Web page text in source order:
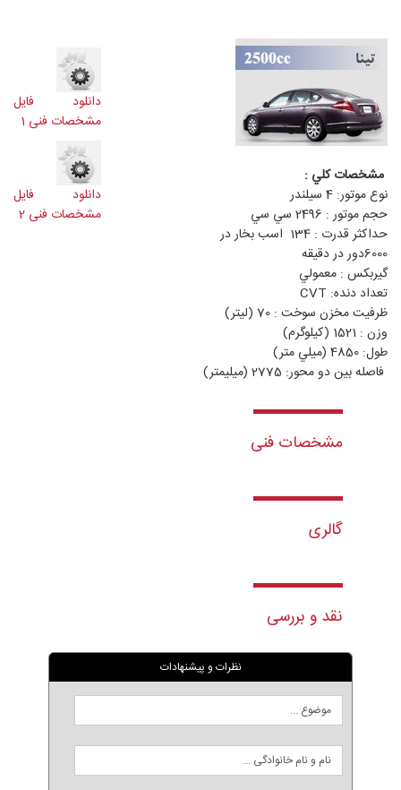
مشخصات كلي :
نوع موتور: 4 سيلندر
حجم موتور : 2496 سي سي
حداكثر قدرت : 134 اسب بخار در
6000دور در دقيقه
گيربكس : معمولي
تعداد دنده: ‍CVT
ظرفيت مخزن سوخت : 70 (ليتر)
وزن : 1521 (كيلوگرم)
طول: 4850 (ميلي متر)
فاصله بين دو محور: 2775 (ميليمتر)
دانلود فایل
مشخصات فنی 1
دانلود فایل
مشخصات فنی 2
مشخصات فنی
گالری
نقد و بررسی
نظرات و پیشنهادات